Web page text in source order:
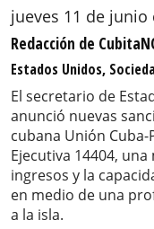
jueves 11 de junio
Redacción de
Estados Unidos,
El secretario de
anunció nuevas
cubana Unión Cuba-
Ejecutiva 14404,
ingresos y la
en medio de una
a la isla.